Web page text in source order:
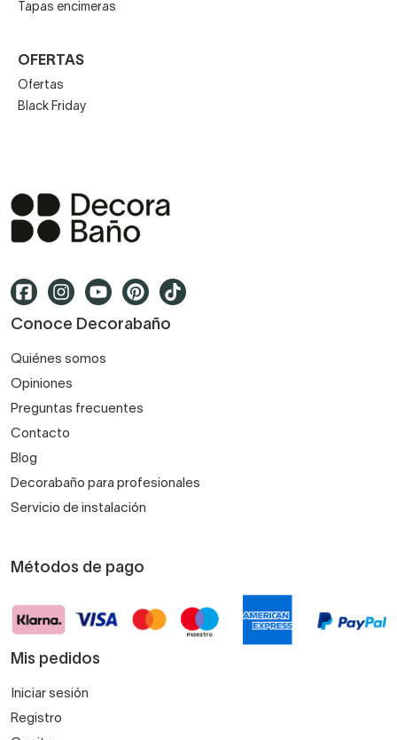
Tapas encimeras
OFERTAS
Ofertas
Black Friday
Conoce Decorabaño
Quiénes somos
Opiniones
Preguntas frecuentes
Contacto
Blog
Decorabaño para profesionales
Servicio de instalación
Métodos de pago
Mis pedidos
Iniciar sesión
Registro